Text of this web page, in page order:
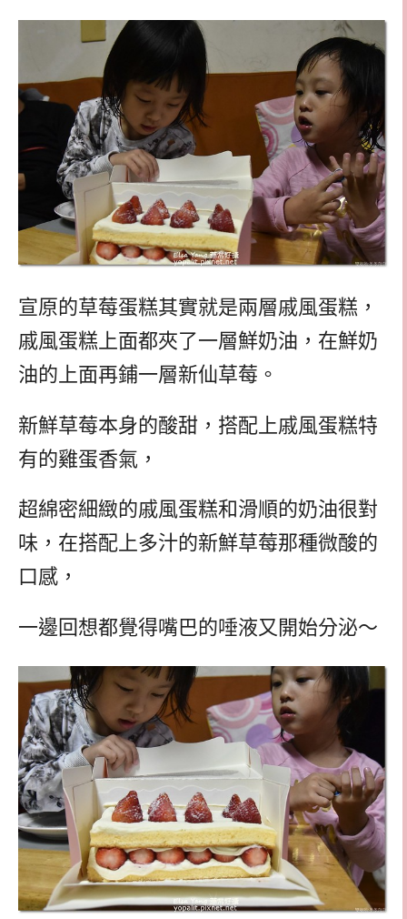
宣原的草莓蛋糕其實就是兩層戚風蛋糕，
戚風蛋糕上面都夾了一層鮮奶油，在鮮奶
油的上面再鋪一層新仙草莓。
新鮮草莓本身的酸甜，搭配上戚風蛋糕特
有的雞蛋香氣，
超綿密細緻的戚風蛋糕和滑順的奶油很對
味，在搭配上多汁的新鮮草莓那種微酸的
口感，
一邊回想都覺得嘴巴的唾液又開始分泌～